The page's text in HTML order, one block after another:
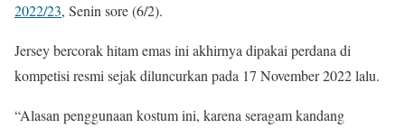
2022/23, Senin sore (6/2).
Jersey bercorak hitam emas ini akhirnya dipakai perdana di
kompetisi resmi sejak diluncurkan pada 17 November 2022 lalu.
“Alasan penggunaan kostum ini, karena seragam kandang